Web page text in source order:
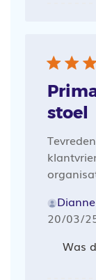
stoel
20/03/
Was